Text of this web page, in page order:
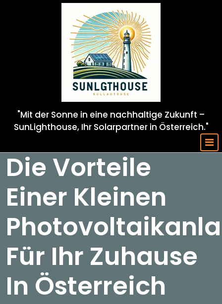
"Mit der Sonne in eine nachhaltige Zukunft –
SunLighthouse, Ihr Solarpartner in Österreich."
Die Vorteile
Einer Kleinen
Für Ihr Zuhause
In Österreich